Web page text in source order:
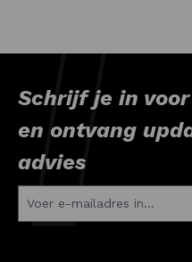
Schrijf je in
en ontvang
advies